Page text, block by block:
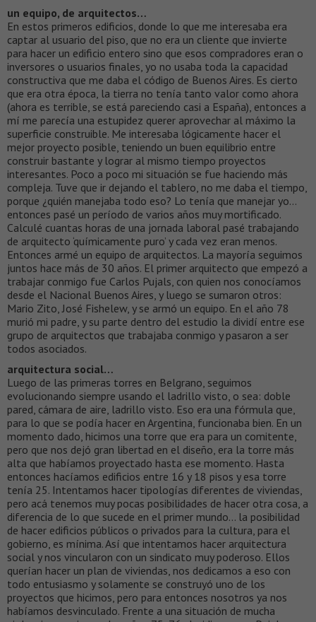
un equipo, de arquitectos…
En estos primeros edificios, donde lo que me interesaba era
captar al usuario del piso, que no era un cliente que invierte
para hacer un edificio entero sino que esos compradores eran o
inversores o usuarios finales, yo no usaba toda la capacidad
constructiva que me daba el código de Buenos Aires. Es cierto
que era otra época, la tierra no tenía tanto valor como ahora
(ahora es terrible, se está pareciendo casi a España), entonces a
mí me parecía una estupidez querer aprovechar al máximo la
superficie construible. Me interesaba lógicamente hacer el
mejor proyecto posible, teniendo un buen equilibrio entre
construir bastante y lograr al mismo tiempo proyectos
interesantes. Poco a poco mi situación se fue haciendo más
compleja. Tuve que ir dejando el tablero, no me daba el tiempo,
porque ¿quién manejaba todo eso? Lo tenía que manejar yo…
entonces pasé un período de varios años muy mortificado.
Calculé cuantas horas de una jornada laboral pasé trabajando
de arquitecto ‘químicamente puro’ y cada vez eran menos.
Entonces armé un equipo de arquitectos. La mayoría seguimos
juntos hace más de 30 años. El primer arquitecto que empezó a
trabajar conmigo fue Carlos Pujals, con quien nos conocíamos
desde el Nacional Buenos Aires, y luego se sumaron otros:
Mario Zito, José Fishelew, y se armó un equipo. En el año 78
murió mi padre, y su parte dentro del estudio la dividí entre ese
grupo de arquitectos que trabajaba conmigo y pasaron a ser
todos asociados.
arquitectura social…
Luego de las primeras torres en Belgrano, seguimos
evolucionando siempre usando el ladrillo visto, o sea: doble
pared, cámara de aire, ladrillo visto. Eso era una fórmula que,
para lo que se podía hacer en Argentina, funcionaba bien. En un
momento dado, hicimos una torre que era para un comitente,
pero que nos dejó gran libertad en el diseño, era la torre más
alta que habíamos proyectado hasta ese momento. Hasta
entonces hacíamos edificios entre 16 y 18 pisos y esa torre
tenía 25. Intentamos hacer tipologías diferentes de viviendas,
pero acá tenemos muy pocas posibilidades de hacer otra cosa, a
diferencia de lo que sucede en el primer mundo… la posibilidad
de hacer edificios públicos o privados para la cultura, para el
gobierno, es mínima. Así que intentamos hacer arquitectura
social y nos vincularon con un sindicato muy poderoso. Ellos
querían hacer un plan de viviendas, nos dedicamos a eso con
todo entusiasmo y solamente se construyó uno de los
proyectos que hicimos, pero para entonces nosotros ya nos
habíamos desvinculado. Frente a una situación de mucha